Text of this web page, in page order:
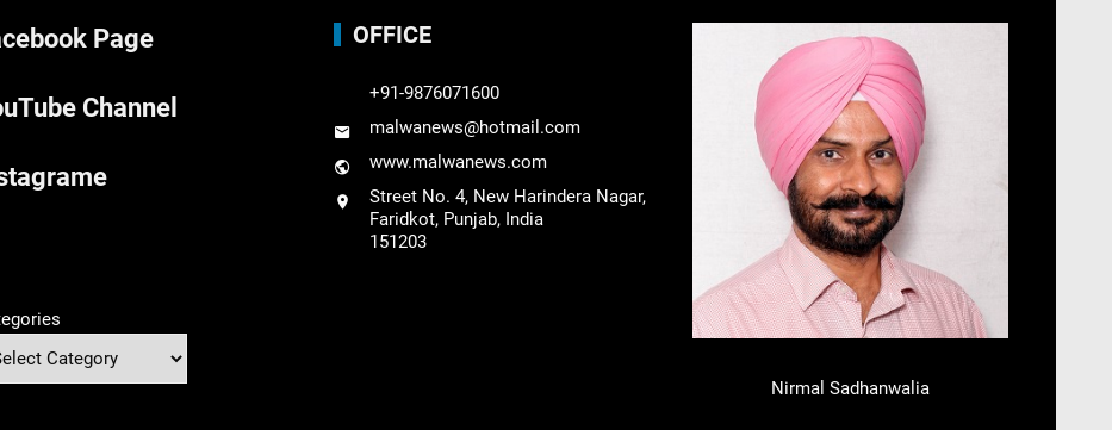
Page
Channel
OFFICE
+91-9876071600
malwanews@hotmail.com
www.malwanews.com
Street No. 4, New Harindera Nagar,
Faridkot, Punjab, India
151203
Nirmal Sadhanwalia